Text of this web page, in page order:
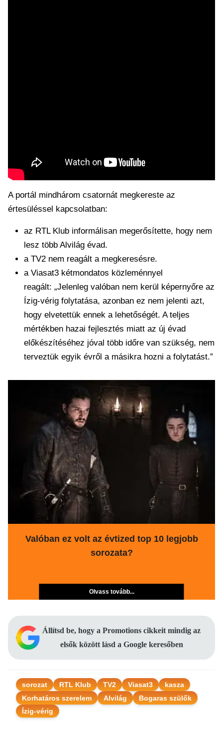
A portál mindhárom csatornát megkereste az
értesüléssel kapcsolatban:
az RTL Klub informálisan megerősítette, hogy nem
lesz több Alvilág évad.
a TV2 nem reagált a megkeresésre.
a Viasat3 kétmondatos közleménnyel
reagált: „Jelenleg valóban nem kerül képernyőre az
Ízig-vérig folytatása, azonban ez nem jelenti azt,
hogy elvetettük ennek a lehetőségét. A teljes
mértékben hazai fejlesztés miatt az új évad
előkészítéséhez jóval több időre van szükség, nem
terveztük egyik évről a másikra hozni a folytatást.”
Valóban ez volt az évtized top 10 legjobb
sorozata?
Olvass tovább...
Állítsd be, hogy a Promotions cikkeit mindig az
elsők között lásd a Google keresőben
sorozat RTL Klub TV2 Viasat3
kasza
Korhatáros szerelem
Alvilág
Bogaras szülők
Ízig-vérig